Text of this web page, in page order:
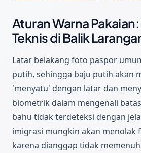
Aturan Warna
Teknis di Balik
Latar belakang foto paspor
putih, sehingga baju putih akan
'menyatu' dengan latar dan
biometrik dalam mengenali
bahu tidak terdeteksi dengan
imigrasi mungkin akan menolak
karena dianggap tidak